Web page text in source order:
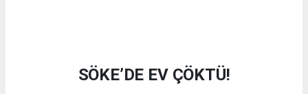
SÖKE’DE EV ÇÖKTÜ!